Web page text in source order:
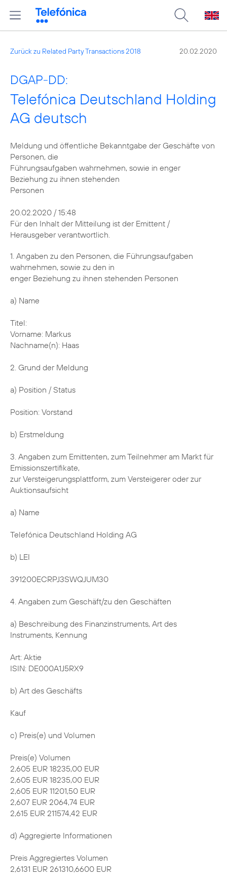
Zurück zu Related Party Transactions 2018 20.02.2020
DGAP-DD:
Telefónica Deutschland Holding
AG deutsch
Meldung und öffentliche Bekanntgabe der Geschäfte von
Personen, die
Führungsaufgaben wahrnehmen, sowie in enger
Beziehung zu ihnen stehenden
Personen
20.02.2020 / 15:48
Für den Inhalt der Mitteilung ist der Emittent /
Herausgeber verantwortlich.
1. Angaben zu den Personen, die Führungsaufgaben
wahrnehmen, sowie zu den in
enger Beziehung zu ihnen stehenden Personen
a) Name
Titel:
Vorname: Markus
Nachname(n): Haas
2. Grund der Meldung
a) Position / Status
Position: Vorstand
b) Erstmeldung
3. Angaben zum Emittenten, zum Teilnehmer am Markt für
Emissionszertifikate,
zur Versteigerungsplattform, zum Versteigerer oder zur
Auktionsaufsicht
a) Name
Telefónica Deutschland Holding AG
b) LEI
391200ECRPJ3SWQJUM30
4. Angaben zum Geschäft/zu den Geschäften
a) Beschreibung des Finanzinstruments, Art des
Instruments, Kennung
Art: Aktie
ISIN: DE000A1J5RX9
b) Art des Geschäfts
Kauf
c) Preis(e) und Volumen
Preis(e) Volumen
2,605 EUR 18235,00 EUR
2,605 EUR 18235,00 EUR
2,605 EUR 11201,50 EUR
2,607 EUR 2064,74 EUR
2,615 EUR 211574,42 EUR
d) Aggregierte Informationen
Preis Aggregiertes Volumen
2,6131 EUR 261310,6600 EUR